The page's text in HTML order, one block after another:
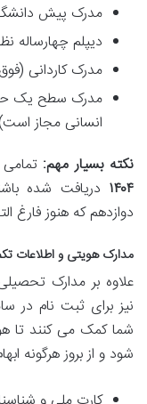
مدرک پیش
دیپلم چهارساله
مدرک کاردانی
مدرک سطح یک
انسانی مجاز
نکته بسیار مهم:
۱۴۰۴ دریافت شده
دوازدهم که هنوز فارغ
مدارک هویتی و اطلاعات
علاوه بر مدارک
نیز برای ثبت نام در
شما کمک می کنند تا
شود و از بروز هرگونه